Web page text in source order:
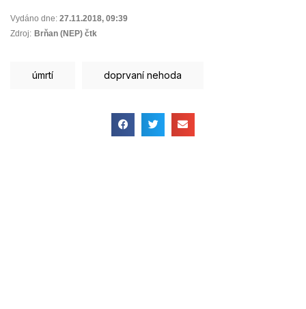
Vydáno dne: 27.11.2018, 09:39
Zdroj: Brňan (NEP) čtk
úmrtí doprvaní nehoda